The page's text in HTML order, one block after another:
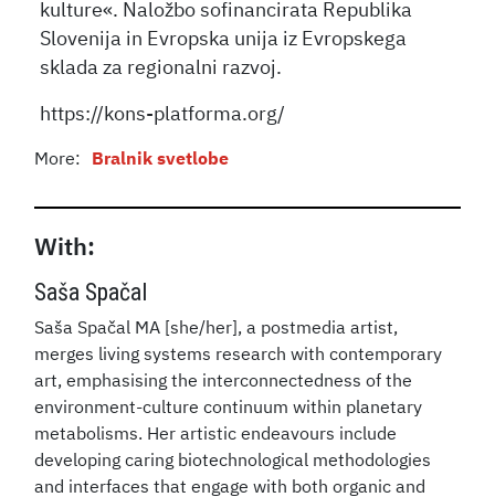
kulture«. Naložbo sofinancirata Republika
Slovenija in Evropska unija iz Evropskega
sklada za regionalni razvoj.
https://kons-platforma.org/
More: Bralnik svetlobe
With:
Saša Spačal
Saša Spačal MA [she/her], a postmedia artist,
merges living systems research with contemporary
art, emphasising the interconnectedness of the
environment-culture continuum within planetary
metabolisms. Her artistic endeavours include
developing caring biotechnological methodologies
and interfaces that engage with both organic and